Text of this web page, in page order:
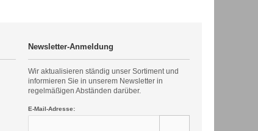
Newsletter-Anmeldung
Wir aktualisieren ständig unser Sortiment und
informieren Sie in unserem Newsletter in
regelmäßigen Abständen darüber.
E-Mail-Adresse: